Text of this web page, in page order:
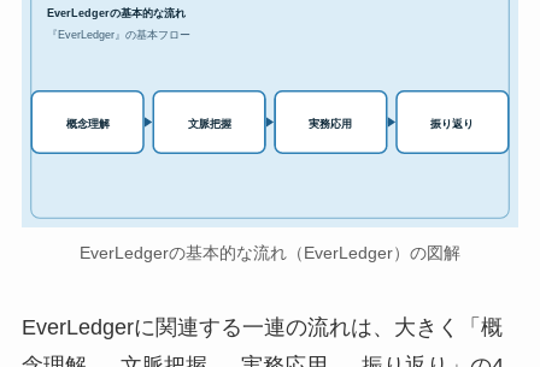
EverLedgerの基本的な流れ
『EverLedger』の基本フロー
概念理解 文脈把握 実務応用 振り返り
EverLedgerの基本的な流れ（EverLedger）の図解
EverLedgerに関連する一連の流れは、大きく「概